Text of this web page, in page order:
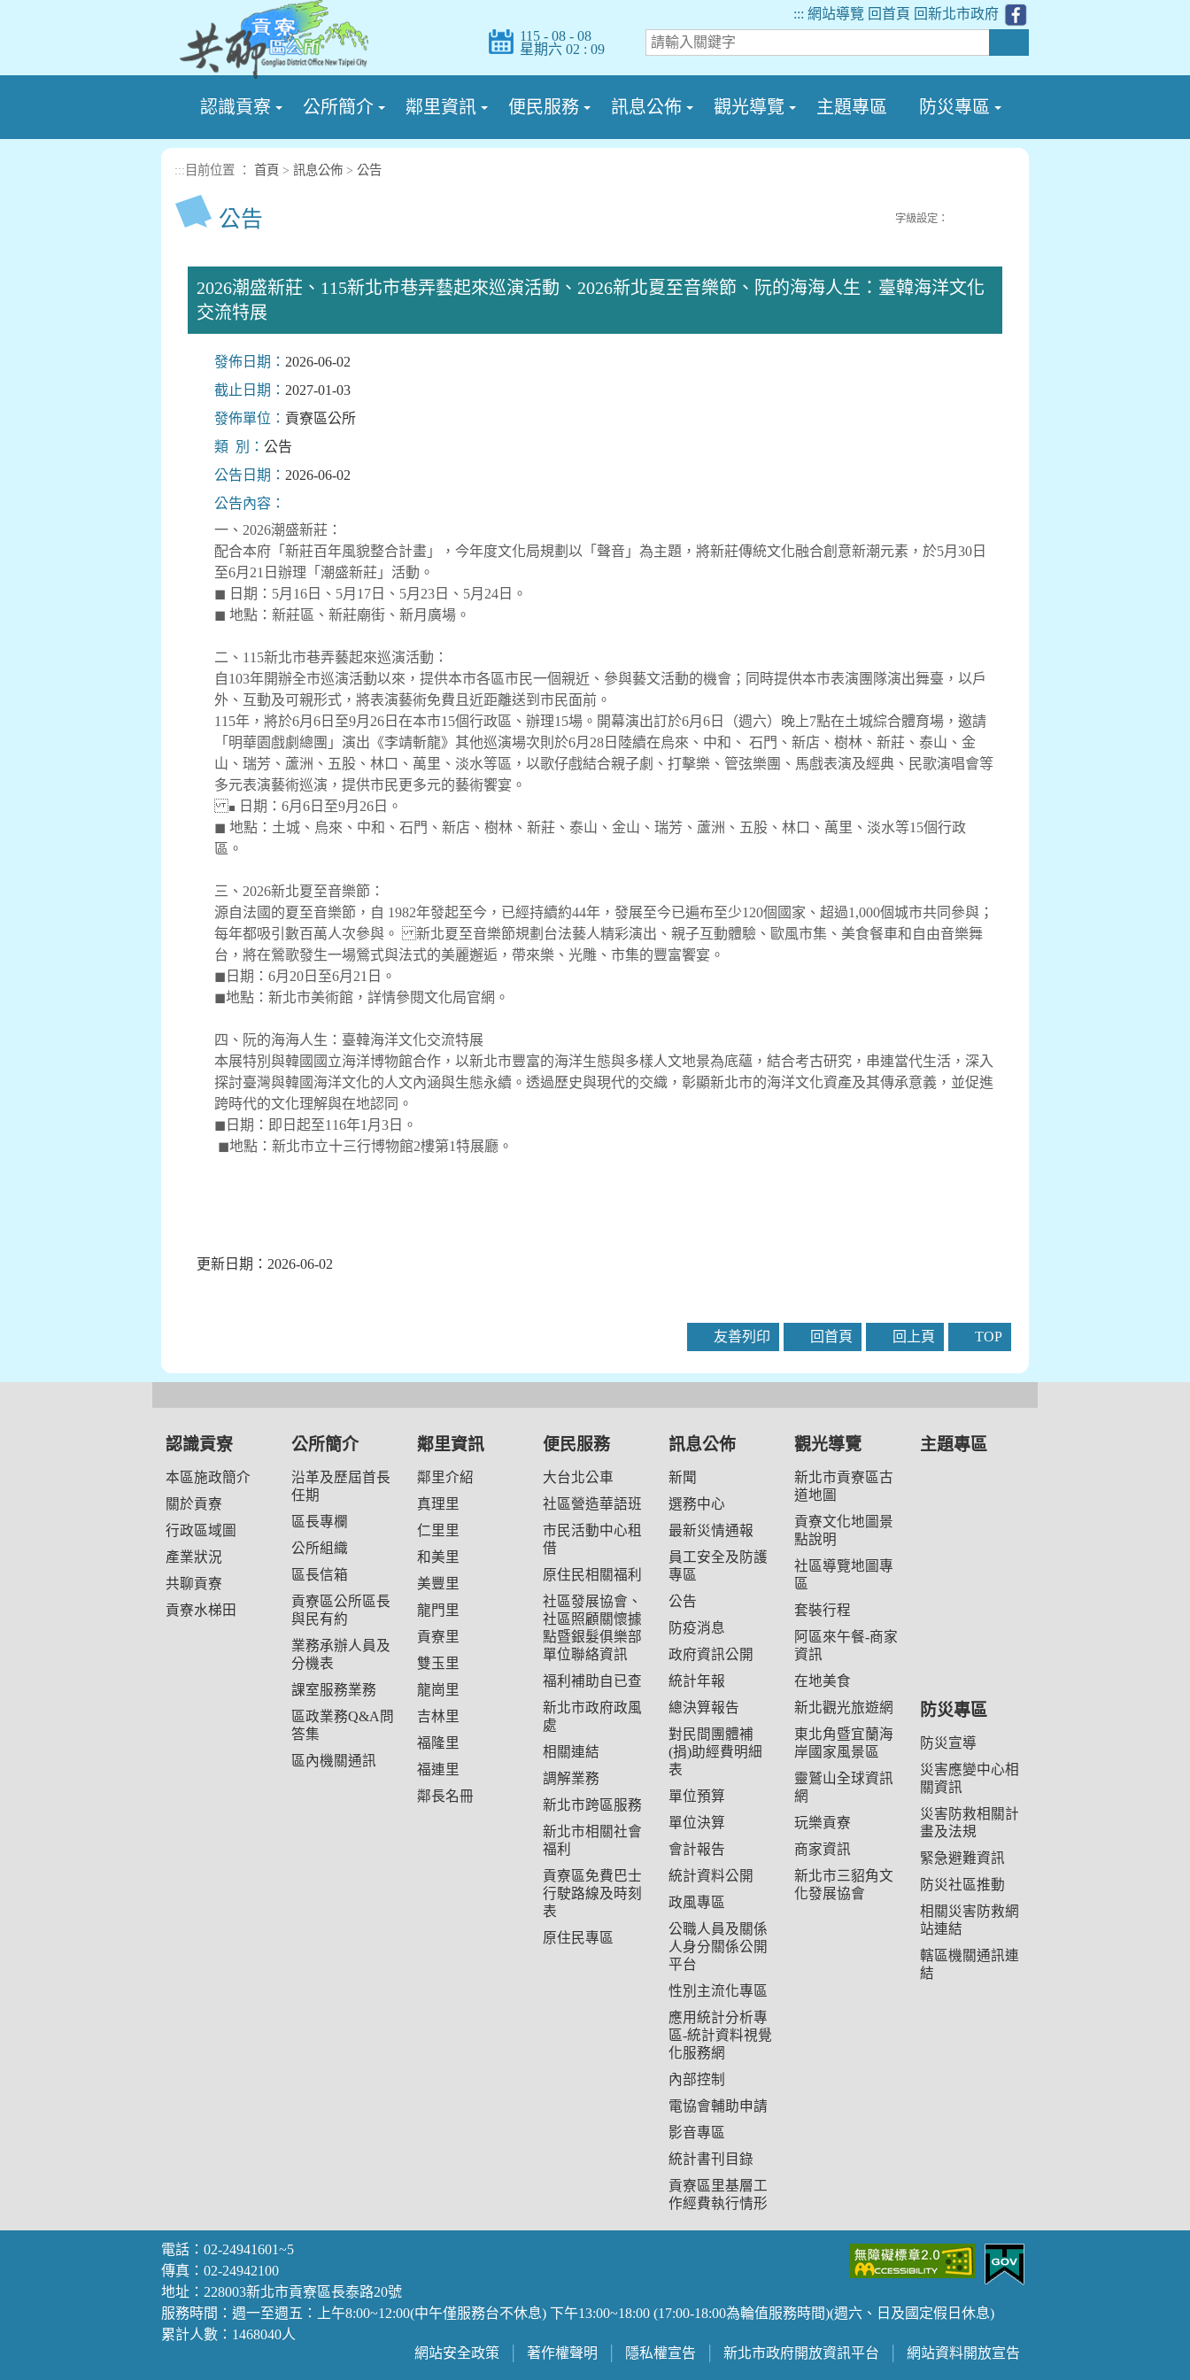
::: 網站導覽 回首頁 回新北市政府
115 - 08 - 08
星期六 02 : 09
認識貢寮 公所簡介 鄰里資訊 便民服務 訊息公佈 觀光導覽 主題專區 防災專區
::: 目前位置 ： 首頁 > 訊息公佈 > 公告
公告 字級設定：
2026潮盛新莊、115新北市巷弄藝起來巡演活動、2026新北夏至音樂節、阮的海海人生：臺韓海洋文化
交流特展
發佈日期： 2026-06-02
截止日期： 2027-01-03
發佈單位： 貢寮區公所
類 別： 公告
公告日期： 2026-06-02
公告內容：
一、2026潮盛新莊：
配合本府「新莊百年風貌整合計畫」，今年度文化局規劃以「聲音」為主題，將新莊傳統文化融合創意新潮元素，於5月30日
至6月21日辦理「潮盛新莊」活動。
◼ 日期：5月16日、5月17日、5月23日、5月24日。
◼ 地點：新莊區、新莊廟街、新月廣場。
二、115新北市巷弄藝起來巡演活動：
自103年開辦全市巡演活動以來，提供本市各區市民一個親近、參與藝文活動的機會；同時提供本市表演團隊演出舞臺，以戶
外、互動及可親形式，將表演藝術免費且近距離送到市民面前。
115年，將於6月6日至9月26日在本市15個行政區、辦理15場。開幕演出訂於6月6日（週六）晚上7點在土城綜合體育場，邀請
「明華園戲劇總團」演出《李靖斬龍》其他巡演場次則於6月28日陸續在烏來、中和、 石門、新店、樹林、新莊、泰山、金
山、瑞芳、蘆洲、五股、林口、萬里、淡水等區，以歌仔戲結合親子劇、打擊樂、管弦樂團、馬戲表演及經典、民歌演唱會等
多元表演藝術巡演，提供市民更多元的藝術饗宴。
◼ 日期：6月6日至9月26日。
◼ 地點：土城、烏來、中和、石門、新店、樹林、新莊、泰山、金山、瑞芳、蘆洲、五股、林口、萬里、淡水等15個行政
區。
三、2026新北夏至音樂節：
源自法國的夏至音樂節，自 1982年發起至今，已經持續約44年，發展至今已遍布至少120個國家、超過1,000個城市共同參與；
每年都吸引數百萬人次參與。 新北夏至音樂節規劃台法藝人精彩演出、親子互動體驗、歐風市集、美食餐車和自由音樂舞
台，將在鶯歌發生一場鶯式與法式的美麗邂逅，帶來樂、光雕、市集的豐富饗宴。
◼日期：6月20日至6月21日。
◼地點：新北市美術館，詳情參閱文化局官網。
四、阮的海海人生：臺韓海洋文化交流特展
本展特別與韓國國立海洋博物館合作，以新北市豐富的海洋生態與多樣人文地景為底蘊，結合考古研究，串連當代生活，深入
探討臺灣與韓國海洋文化的人文內涵與生態永續。透過歷史與現代的交織，彰顯新北市的海洋文化資產及其傳承意義，並促進
跨時代的文化理解與在地認同。
◼日期：即日起至116年1月3日。
◼地點：新北市立十三行博物館2樓第1特展廳。
更新日期：2026-06-02
友善列印 回首頁 回上頁 TOP
認識貢寮
本區施政簡介
關於貢寮
行政區域圖
產業狀況
共聊貢寮
貢寮水梯田
公所簡介
沿革及歷屆首長
任期
區長專欄
公所組織
區長信箱
貢寮區公所區長
與民有約
業務承辦人員及
分機表
課室服務業務
區政業務Q&A問
答集
區內機關通訊
鄰里資訊
鄰里介紹
真理里
仁里里
和美里
美豐里
龍門里
貢寮里
雙玉里
龍崗里
吉林里
福隆里
福連里
鄰長名冊
便民服務
大台北公車
社區營造華語班
市民活動中心租
借
原住民相關福利
社區發展協會、
社區照顧關懷據
點暨銀髮俱樂部
單位聯絡資訊
福利補助自已查
新北市政府政風
處
相關連結
調解業務
新北市跨區服務
新北市相關社會
福利
貢寮區免費巴士
行駛路線及時刻
表
原住民專區
訊息公佈
新聞
選務中心
最新災情通報
員工安全及防護
專區
公告
防疫消息
政府資訊公開
統計年報
總決算報告
對民間團體補
(捐)助經費明細
表
單位預算
單位決算
會計報告
統計資料公開
政風專區
公職人員及關係
人身分關係公開
平台
性別主流化專區
應用統計分析專
區-統計資料視覺
化服務網
內部控制
電協會輔助申請
影音專區
統計書刊目錄
貢寮區里基層工
作經費執行情形
觀光導覽
新北市貢寮區古
道地圖
貢寮文化地圖景
點說明
社區導覽地圖專
區
套裝行程
阿區來午餐-商家
資訊
在地美食
新北觀光旅遊網
東北角暨宜蘭海
岸國家風景區
靈鷲山全球資訊
網
玩樂貢寮
商家資訊
新北市三貂角文
化發展協會
主題專區
防災專區
防災宣導
災害應變中心相
關資訊
災害防救相關計
畫及法規
緊急避難資訊
防災社區推動
相關災害防救網
站連結
轄區機關通訊連
結
網站安全政策 著作權聲明 隱私權宣告 新北市政府開放資訊平台 網站資料開放宣告
電話：02-24941601~5
傳真：02-24942100
地址：228003新北市貢寮區長泰路20號
服務時間：週一至週五：上午8:00~12:00(中午僅服務台不休息) 下午13:00~18:00 (17:00-18:00為輪值服務時間)(週六、日及國定假日休息)
累計人數：1468040人